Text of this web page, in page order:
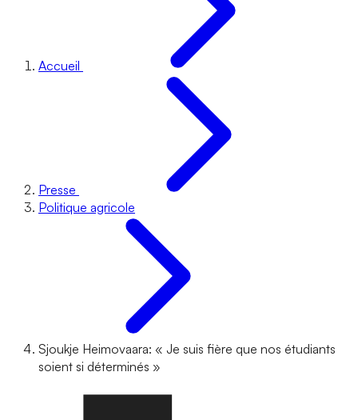
Accueil
Presse
Politique agricole
Sjoukje Heimovaara: « Je suis fière que nos étudiants
soient si déterminés »